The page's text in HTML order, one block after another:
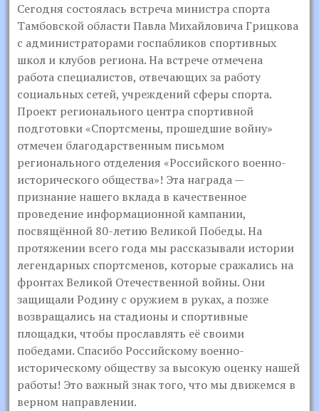
Сегодня состоялась встреча министра спорта
Тамбовской области Павла Михайловича Грицкова
с администраторами госпабликов спортивных
школ и клубов региона. На встрече отмечена
работа специалистов, отвечающих за работу
социальных сетей, учреждений сферы спорта.
Проект регионального центра спортивной
подготовки «Спортсмены, прошедшие войну»
отмечен благодарственным письмом
регионального отделения «Российского военно-
исторического общества»! Эта награда —
признание нашего вклада в качественное
проведение информационной кампании,
посвящённой 80-летию Великой Победы. На
протяжении всего года мы рассказывали истории
легендарных спортсменов, которые сражались на
фронтах Великой Отечественной войны. Они
защищали Родину с оружием в руках, а позже
возвращались на стадионы и спортивные
площадки, чтобы прославлять её своими
победами. Спасибо Российскому военно-
историческому обществу за высокую оценку нашей
работы! Это важный знак того, что мы движемся в
верном направлении.